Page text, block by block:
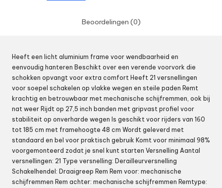
Beoordelingen (0)
Heeft een licht aluminium frame voor wendbaarheid en
eenvoudig hanteren Beschikt over een verende voorvork die
schokken opvangt voor extra comfort Heeft 21 versnellingen
voor soepel schakelen op vlakke wegen en steile paden Remt
krachtig en betrouwbaar met mechanische schijfremmen, ook bij
nat weer Rijdt op 27,5 inch banden met gripvast profiel voor
stabiliteit op onverharde wegen Is geschikt voor rijders van 160
tot 185 cm met framehoogte 48 cm Wordt geleverd met
standaard en bel voor praktisch gebruik Komt voor minimaal 98%
voorgemonteerd zodat je snel kunt starten Versnelling Aantal
versnellingen: 21 Type versnelling: Derailleurversnelling
Schakelhendel: Draaigreep Rem Rem voor: mechanische
schijfremmen Rem achter: mechanische schijfremmen Remtype: